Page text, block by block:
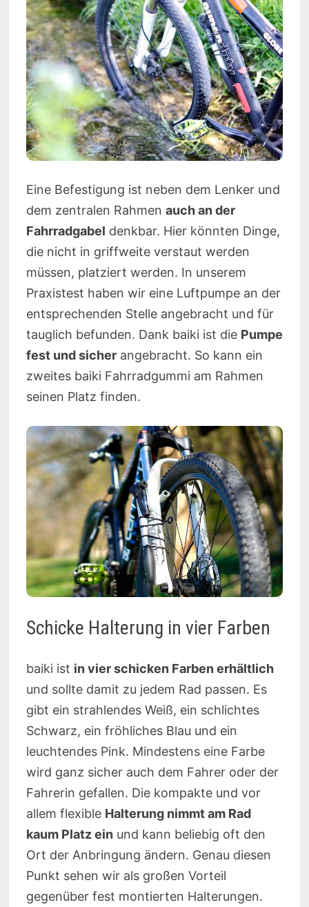
Eine Befestigung ist neben dem Lenker und
dem zentralen Rahmen auch an der
Fahrradgabel denkbar. Hier könnten Dinge,
die nicht in griffweite verstaut werden
müssen, platziert werden. In unserem
Praxistest haben wir eine Luftpumpe an der
entsprechenden Stelle angebracht und für
tauglich befunden. Dank baiki ist die Pumpe
fest und sicherangebracht. So kann ein
zweites baiki Fahrradgummi am Rahmen
seinen Platz finden.
Schicke Halterung in vier Farben
baiki ist in vier schicken Farben erhältlich
und sollte damit zu jedem Rad passen. Es
gibt ein strahlendes Weiß, ein schlichtes
Schwarz, ein fröhliches Blau und ein
leuchtendes Pink. Mindestens eine Farbe
wird ganz sicher auch dem Fahrer oder der
Fahrerin gefallen. Die kompakte und vor
allem flexible Halterung nimmt am Rad
kaum Platz ein und kann beliebig oft den
Ort der Anbringung ändern. Genau diesen
Punkt sehen wir als großen Vorteil
gegenüber fest montierten Halterungen.